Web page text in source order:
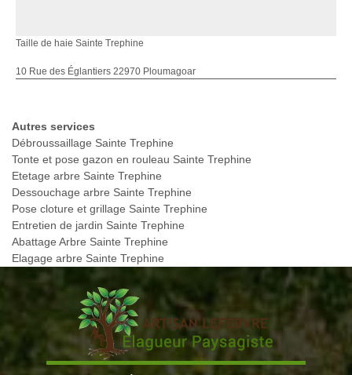
Taille de haie Sainte Trephine
10 Rue des Églantiers 22970 Ploumagoar
Autres services
Débroussaillage Sainte Trephine
Tonte et pose gazon en rouleau Sainte Trephine
Etetage arbre Sainte Trephine
Dessouchage arbre Sainte Trephine
Pose cloture et grillage Sainte Trephine
Entretien de jardin Sainte Trephine
Abattage Arbre Sainte Trephine
Elagage arbre Sainte Trephine